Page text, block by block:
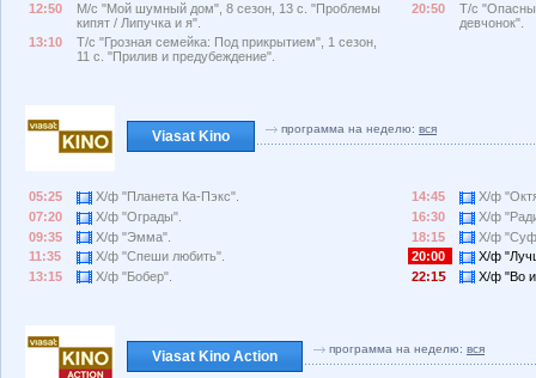
12:50
М/с "Мой шумный дом", 8 сезон, 13 с. "Проблемы
кипят / Липучка и я".
13:10
Т/с "Грозная семейка: Под прикрытием", 1 сезон,
11 с. "Прилив и предубеждение".
20:50
Т/с
девчонок".
Viasat Kino программа на неделю: вся
05:25
Х/ф "Планета Ка-Пэкс".
07:20
Х/ф "Ограды".
09:35
Х/ф "Эмма".
11:35
Х/ф "Спеши любить".
13:15
Х/ф "Бобер".
14:45
Х/ф
16:30
Х/ф
18:15
Х/ф
20:00
Х/ф
22:1
Х/ф "Во
Viasat Kino Action программа на неделю: вся